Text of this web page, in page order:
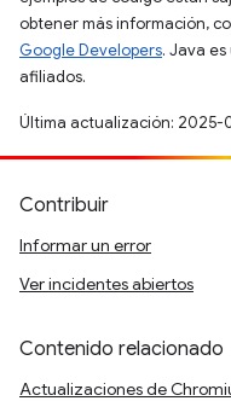
obtener más información,
Google Developers. Java
afiliados.
Última actualización: 2025-
Contribuir
Informar un error
Ver incidentes abiertos
Contenido relacionado
Actualizaciones de